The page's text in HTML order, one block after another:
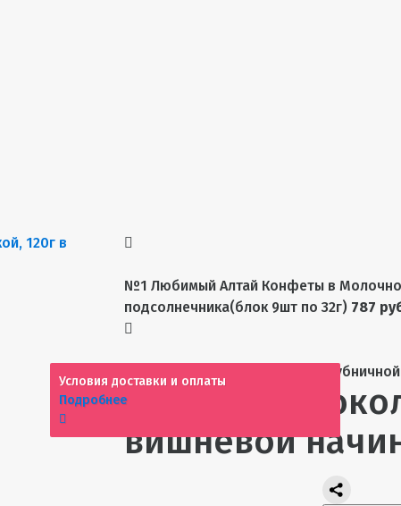
№1 Любимый Алтай Конфеты в
подсолнечника(блок 9шт по 32г) 787
№1 Вареники шоколадные с
Вареники
вишневой
Условия доставки и оплаты
Подробнее